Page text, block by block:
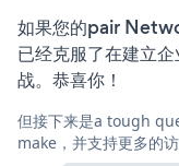
如果您的pair
已经克服了在建立
战。恭喜你！
但接下来是a tough
make，并支持更多的